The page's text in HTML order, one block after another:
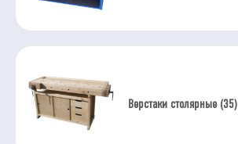
Верстаки столярные (35)